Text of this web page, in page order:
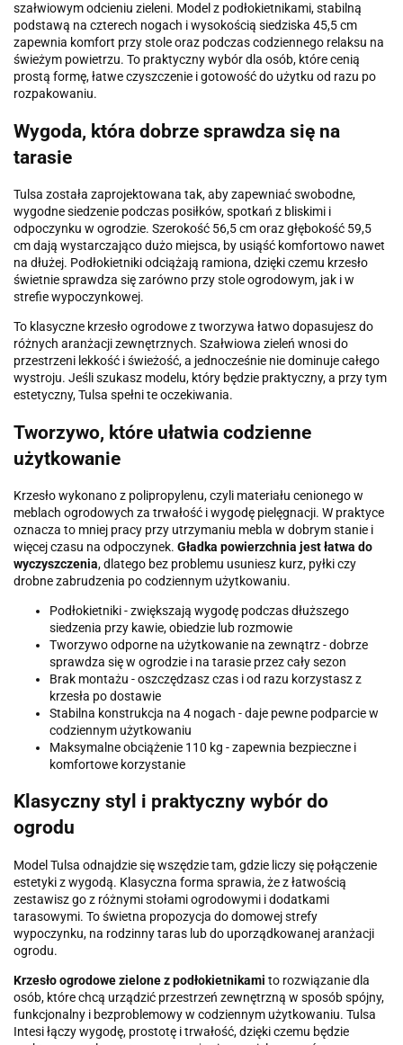
szałwiowym odcieniu zieleni. Model z podłokietnikami, stabilną
podstawą na czterech nogach i wysokością siedziska 45,5 cm
zapewnia komfort przy stole oraz podczas codziennego relaksu na
świeżym powietrzu. To praktyczny wybór dla osób, które cenią
prostą formę, łatwe czyszczenie i gotowość do użytku od razu po
rozpakowaniu.
Wygoda, która dobrze sprawdza się na
tarasie
Tulsa została zaprojektowana tak, aby zapewniać swobodne,
wygodne siedzenie podczas posiłków, spotkań z bliskimi i
odpoczynku w ogrodzie. Szerokość 56,5 cm oraz głębokość 59,5
cm dają wystarczająco dużo miejsca, by usiąść komfortowo nawet
na dłużej. Podłokietniki odciążają ramiona, dzięki czemu krzesło
świetnie sprawdza się zarówno przy stole ogrodowym, jak i w
strefie wypoczynkowej.
To klasyczne krzesło ogrodowe z tworzywa łatwo dopasujesz do
różnych aranżacji zewnętrznych. Szałwiowa zieleń wnosi do
przestrzeni lekkość i świeżość, a jednocześnie nie dominuje całego
wystroju. Jeśli szukasz modelu, który będzie praktyczny, a przy tym
estetyczny, Tulsa spełni te oczekiwania.
Tworzywo, które ułatwia codzienne
użytkowanie
Krzesło wykonano z polipropylenu, czyli materiału cenionego w
meblach ogrodowych za trwałość i wygodę pielęgnacji. W praktyce
oznacza to mniej pracy przy utrzymaniu mebla w dobrym stanie i
więcej czasu na odpoczynek. Gładka powierzchnia jest łatwa do
wyczyszczenia, dlatego bez problemu usuniesz kurz, pyłki czy
drobne zabrudzenia po codziennym użytkowaniu.
Podłokietniki - zwiększają wygodę podczas dłuższego
siedzenia przy kawie, obiedzie lub rozmowie
Tworzywo odporne na użytkowanie na zewnątrz - dobrze
sprawdza się w ogrodzie i na tarasie przez cały sezon
Brak montażu - oszczędzasz czas i od razu korzystasz z
krzesła po dostawie
Stabilna konstrukcja na 4 nogach - daje pewne podparcie w
codziennym użytkowaniu
Maksymalne obciążenie 110 kg - zapewnia bezpieczne i
komfortowe korzystanie
Klasyczny styl i praktyczny wybór do
ogrodu
Model Tulsa odnajdzie się wszędzie tam, gdzie liczy się połączenie
estetyki z wygodą. Klasyczna forma sprawia, że z łatwością
zestawisz go z różnymi stołami ogrodowymi i dodatkami
tarasowymi. To świetna propozycja do domowej strefy
wypoczynku, na rodzinny taras lub do uporządkowanej aranżacji
ogrodu.
Krzesło ogrodowe zielone z podłokietnikami to rozwiązanie dla
osób, które chcą urządzić przestrzeń zewnętrzną w sposób spójny,
funkcjonalny i bezproblemowy w codziennym użytkowaniu. Tulsa
Intesi łączy wygodę, prostotę i trwałość, dzięki czemu będzie